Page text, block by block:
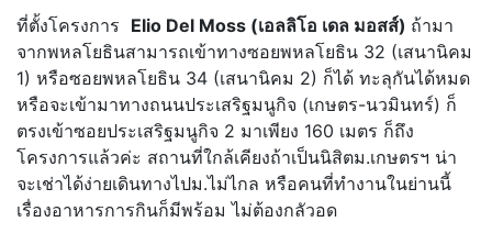
ที่ตั้งโครงการ Elio Del Moss (เอลลิโอ เดล มอสส์) ถ้ามา
จากพหลโยธินสามารถเข้าทางซอยพหลโยธิน 32 (เสนานิคม
1) หรือซอยพหลโยธิน 34 (เสนานิคม 2) ก็ได้ ทะลุกันได้หมด
หรือจะเข้ามาทางถนนประเสริฐมนูกิจ (เกษตร-นวมินทร์) ก็
ตรงเข้าซอยประเสริฐมนูกิจ 2 มาเพียง 160 เมตร ก็ถึง
โครงการแล้วค่ะ สถานที่ใกล้เคียงถ้าเป็นนิสิตม.เกษตรฯ น่า
จะเช่าได้ง่ายเดินทางไปม.ไม่ไกล หรือคนที่ทำงานในย่านนี้
เรื่องอาหารการกินก็มีพร้อม ไม่ต้องกลัวอด